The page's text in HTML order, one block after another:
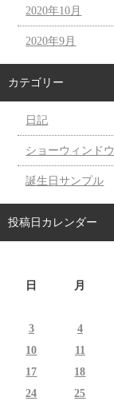
2020年10月
2020年9月
カテゴリー
日記
ショーウィンドウ
誕生日サンプル
投稿日カレンダー
日 月
3
4
10
11
17
18
24
25